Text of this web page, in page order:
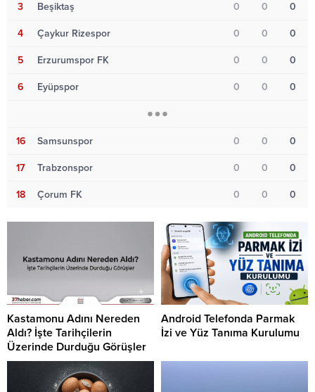
3 Beşiktaş 0 0 0
4 Çaykur Rizespor 0 0 0
5 Erzurumspor FK 0 0 0
6 Eyüpspor 0 0 0
16 Samsunspor 0 0 0
17 Trabzonspor 0 0 0
18 Çorum FK 0 0 0
Kastamonu Adını Nereden
Aldı? İşte Tarihçilerin
Üzerinde Durduğu Görüşler
Android Telefonda Parmak
İzi ve Yüz Tanıma Kurulumu